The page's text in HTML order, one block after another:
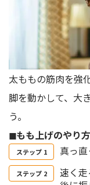
太ももの筋肉を強
脚を動かして、大
う。
◼︎もも上げのやり方
真っ直
速く